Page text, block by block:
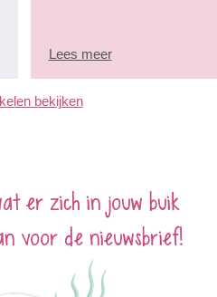
Lees meer
bekijken
er zich in jouw buik
voor de nieuwsbrief!